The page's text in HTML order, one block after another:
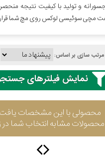
و تولید با کیفیت نتیجه منحصر
مچی سوئیسی لوکس روی مچ شما قرار
مرتب سازی بر اساس:
نمایش فیلترهای
محصولی با این مشخصات
مشابه انتخاب شما در